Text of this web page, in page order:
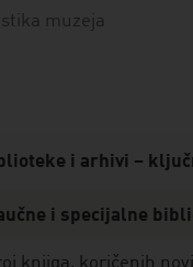
muzeja
i arhivi –
i specijalne
knjiga, koričenih